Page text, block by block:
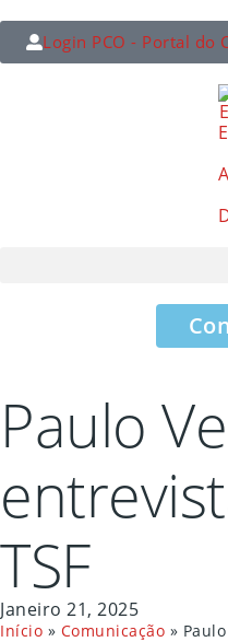
Login PCO - Portal do
Paulo
TSF
Janeiro 21, 2025
Início » Comunicação »